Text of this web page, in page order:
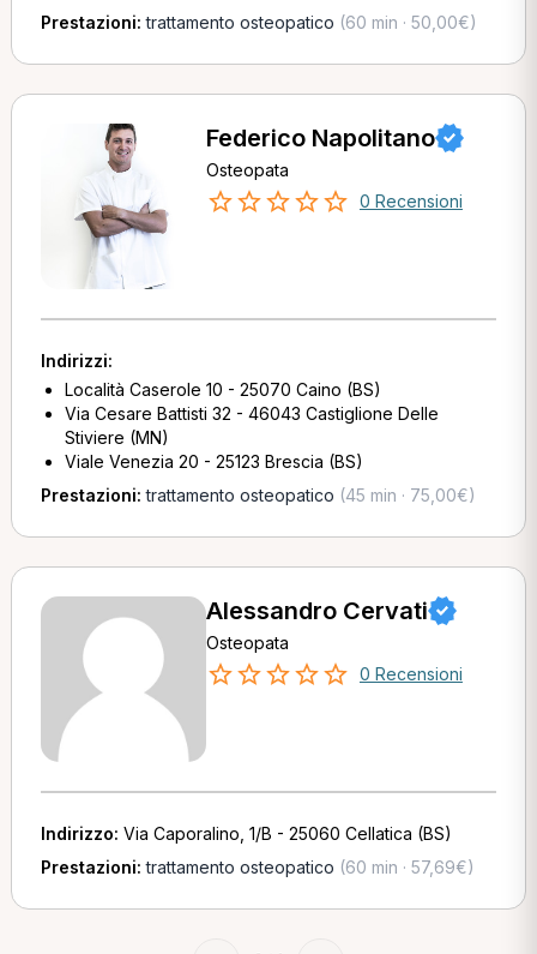
Prestazioni:trattamento osteopatico (60 min · 50,00€)
Federico Napolitano
Osteopata
0 Recensioni
Indirizzi:
Località Caserole 10 - 25070 Caino (BS)
Via Cesare Battisti 32 - 46043 Castiglione Delle
Stiviere (MN)
Viale Venezia 20 - 25123 Brescia (BS)
Prestazioni:trattamento osteopatico (45 min · 75,00€)
Alessandro Cervati
Osteopata
0 Recensioni
Indirizzo: Via Caporalino, 1/B - 25060 Cellatica (BS)
Prestazioni:trattamento osteopatico (60 min · 57,69€)